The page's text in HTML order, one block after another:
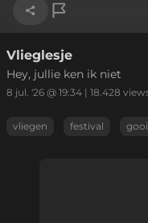
aan
Link kopiëren
Vlieglesje
Hey, jullie ken ik niet
8 jul. '26 @ 19:34 | 18.428
vliegen festival